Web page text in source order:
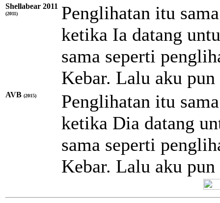
Shellabear 2011
(2011)
Penglihatan itu
ketika Ia datang
sama seperti
Kebar. Lalu aku
AVB (2015)
Penglihatan itu
ketika Dia datang
sama seperti
Kebar. Lalu aku